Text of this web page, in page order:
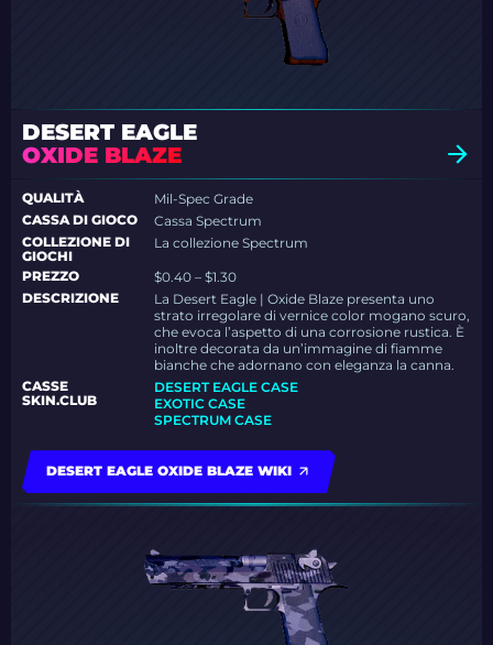
DESERT EAGLE
OXIDE BLAZE
QUALITÀ
Mil-Spec Grade
CASSA DI GIOCO
Cassa Spectrum
COLLEZIONE DI
GIOCHI
La collezione Spectrum
PREZZO
$0.40 – $1.30
DESCRIZIONE
La Desert Eagle | Oxide Blaze presenta uno
strato irregolare di vernice color mogano scuro,
che evoca l’aspetto di una corrosione rustica. È
inoltre decorata da un’immagine di fiamme
bianche che adornano con eleganza la canna.
CASSE
SKIN.CLUB
DESERT EAGLE CASE
EXOTIC CASE
SPECTRUM CASE
DESERT EAGLE OXIDE BLAZE WIKI